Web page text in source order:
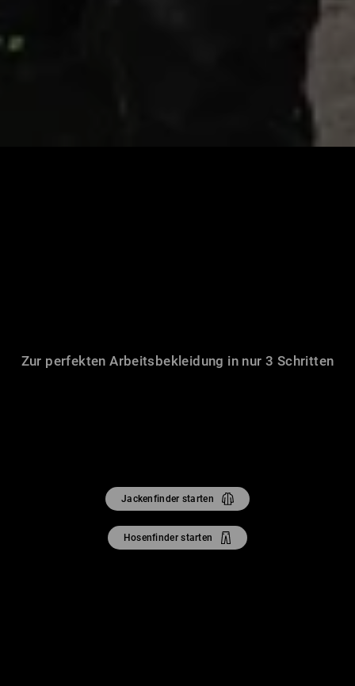
Zur perfekten Arbeitsbekleidung in nur 3 Schritten
Jackenfinder starten
Hosenfinder starten